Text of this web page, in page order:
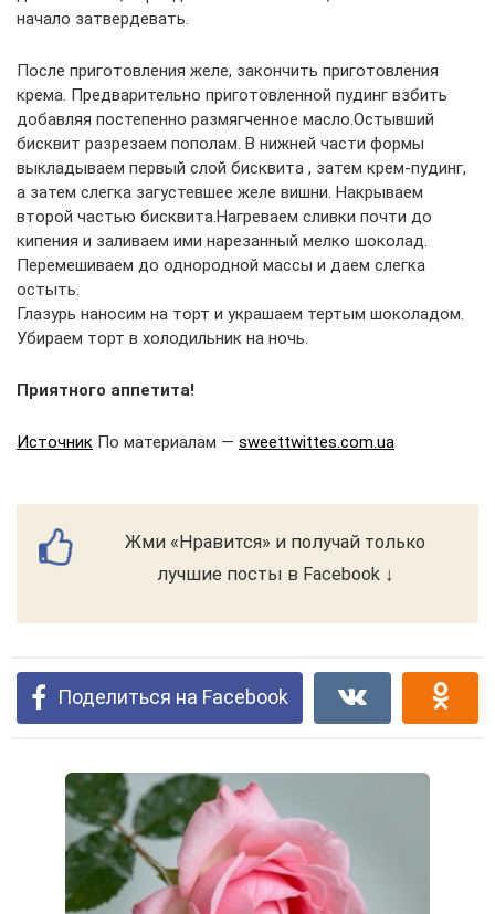
начало затвердевать.
После приготовления желе, закончить приготовления
крема. Предварительно приготовленной пудинг взбить
добавляя постепенно размягченное масло.Остывший
бисквит разрезаем пополам. В нижней части формы
выкладываем первый слой бисквита , затем крем-пудинг,
а затем слегка загустевшее желе вишни. Накрываем
второй частью бисквита.Нагреваем сливки почти до
кипения и заливаем ими нарезанный мелко шоколад.
Перемешиваем до однородной массы и даем слегка
остыть.
Глазурь наносим на торт и украшаем тертым шоколадом.
Убираем торт в холодильник на ночь.
Приятного аппетита!
Источник По материалам — sweettwittes.com.ua
Жми «Нравится» и получай только
лучшие посты в Facebook ↓
Поделиться на Facebook